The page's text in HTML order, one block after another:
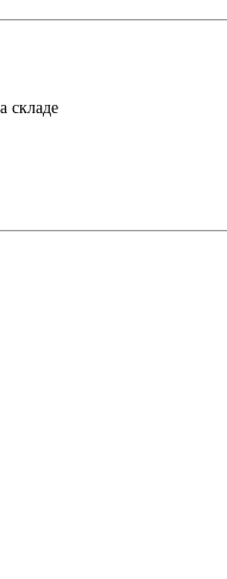
складе